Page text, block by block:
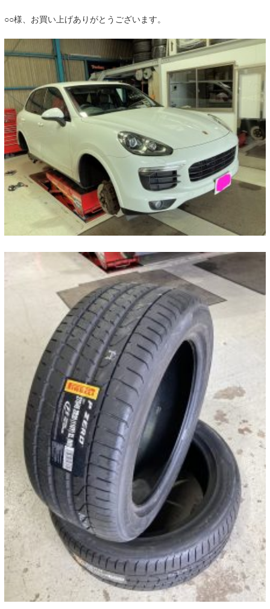
○○様、お買い上げありがとうございます。